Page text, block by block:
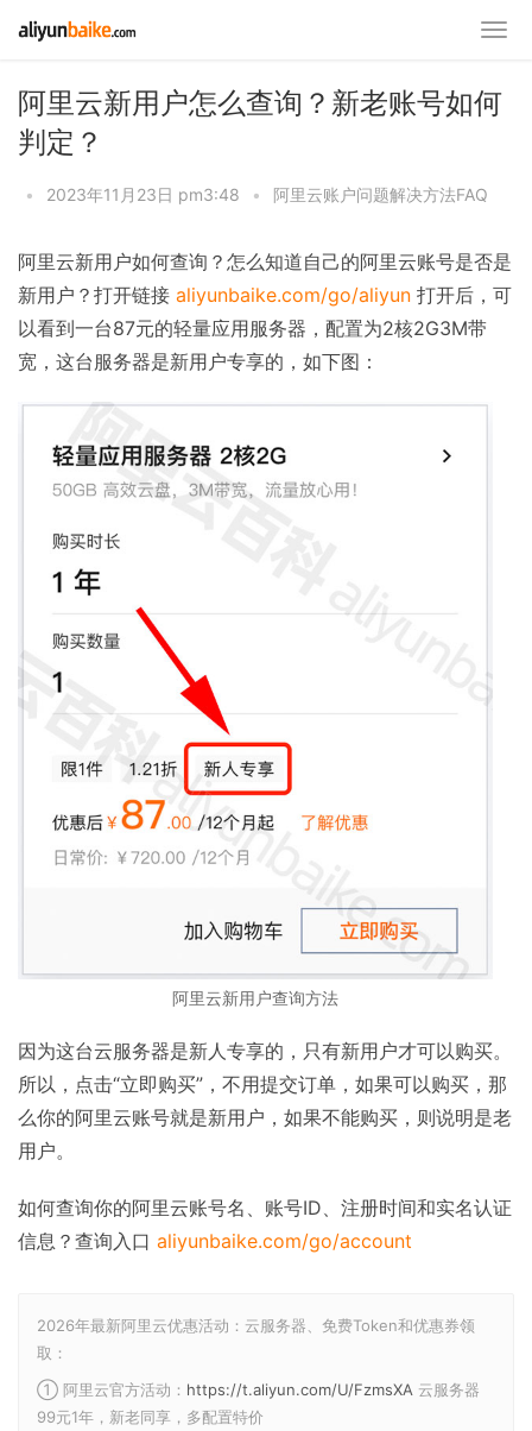
阿里云新用户怎么查询？新老账号如何
判定？
• 2023年11月23日 pm3:48 • 阿里云账户问题解决方法FAQ
阿里云新用户如何查询？怎么知道自己的阿里云账号是否是
新用户？打开链接 aliyunbaike.com/go/aliyun 打开后，可
以看到一台87元的轻量应用服务器，配置为2核2G3M带
宽，这台服务器是新用户专享的，如下图：
阿里云新用户查询方法
因为这台云服务器是新人专享的，只有新用户才可以购买。
所以，点击“立即购买”，不用提交订单，如果可以购买，那
么你的阿里云账号就是新用户，如果不能购买，则说明是老
用户。
如何查询你的阿里云账号名、账号ID、注册时间和实名认证
信息？查询入口 aliyunbaike.com/go/account
2026年最新阿里云优惠活动：云服务器、免费Token和优惠券领
取：
① 阿里云官方活动： https://t.aliyun.com/U/FzmsXA 云服务器
99元1年，新老同享，多配置特价